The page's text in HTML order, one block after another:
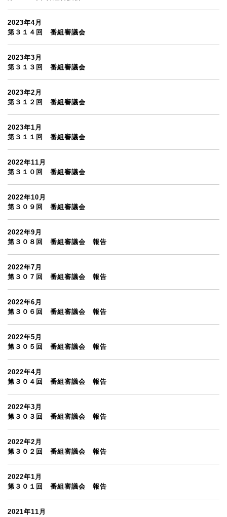
2023年4月
第３１４回 番組審議会
2023年3月
第３１３回 番組審議会
2023年2月
第３１２回 番組審議会
2023年1月
第３１１回 番組審議会
2022年11月
第３１０回 番組審議会
2022年10月
第３０９回 番組審議会
2022年9月
第３０８回 番組審議会 報告
2022年7月
第３０７回 番組審議会 報告
2022年6月
第３０６回 番組審議会 報告
2022年5月
第３０５回 番組審議会 報告
2022年4月
第３０４回 番組審議会 報告
2022年3月
第３０３回 番組審議会 報告
2022年2月
第３０２回 番組審議会 報告
2022年1月
第３０１回 番組審議会 報告
2021年11月